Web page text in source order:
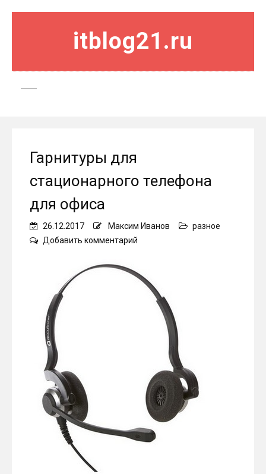
itblog21.ru
Гарнитуры для
стационарного телефона
для офиса
26.12.2017 Максим Иванов
разное
Добавить комментарий
стационарного
телефона
офиса